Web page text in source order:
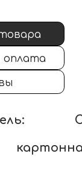
оплата